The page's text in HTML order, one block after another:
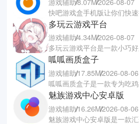
多玩云游戏平台
游戏辅助4.34M2026-08-07
呱呱画质盒子
游戏辅助17.85M2026-08-06
魅族游戏中心安卓版
游戏辅助16.26M2026-08-06